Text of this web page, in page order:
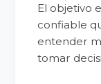
El objetivo
confiable
entender
tomar